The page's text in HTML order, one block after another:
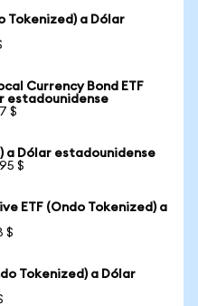
Tokenized) a Dólar
Currency Bond ETF
estadounidense
$
a Dólar estadounidense
$
ETF (Ondo Tokenized) a
$
Tokenized) a Dólar